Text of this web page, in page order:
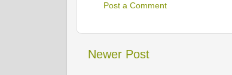
Post a Comment
Newer Post